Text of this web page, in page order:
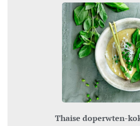
Thaise doperwten-